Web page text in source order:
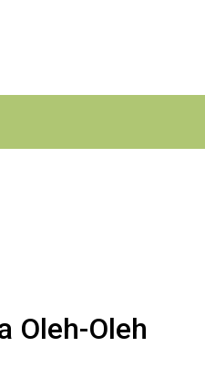
Oleh-Oleh